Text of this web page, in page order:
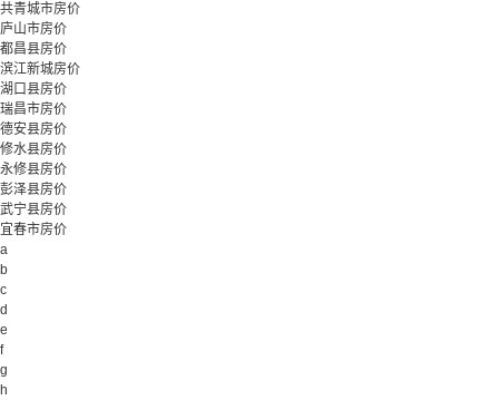
共青城市房价
庐山市房价
都昌县房价
滨江新城房价
湖口县房价
瑞昌市房价
德安县房价
修水县房价
永修县房价
彭泽县房价
武宁县房价
宜春市房价
a
b
c
d
e
f
g
h